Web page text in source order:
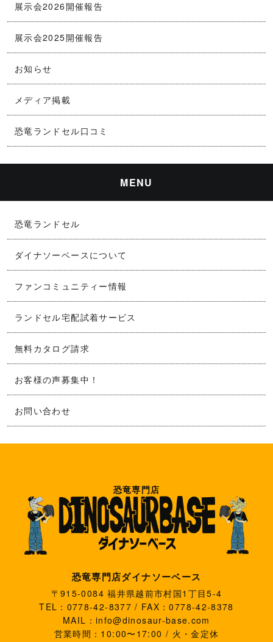
展示会2026開催報告
展示会2025開催報告
お知らせ
メディア掲載
恐竜ランドセル口コミ
MENU
恐竜ランドセル
ダイナソーベースについて
ファンコミュニティー情報
ランドセル宅配試着サービス
無料カタログ請求
お客様の声募集中！
お問い合わせ
恐竜専門店
恐竜専門店ダイナソーベース
〒915-0084 福井県越前市村国1丁目5-4
TEL：0778-42-8377 / FAX：0778-42-8378
MAIL：info@dinosaur-base.com
営業時間：10:00〜17:00 / 火・金定休